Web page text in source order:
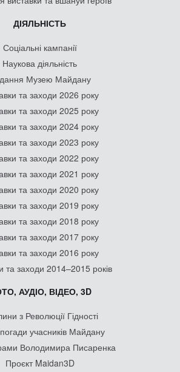
ДІЯЛЬНІСТЬ
Соціальні кампанії
Наукова діяльність
Музею Майдану
та заходи 2026 року
та заходи 2025 року
та заходи 2024 року
та заходи 2023 року
та заходи 2022 року
та заходи 2021 року
та заходи 2020 року
та заходи 2019 року
та заходи 2018 року
та заходи 2017 року
та заходи 2016 року
та заходи 2014–2015 років
АУДІО, ВІДЕО, 3D
з Революції Гідності
учасників Майдану
Володимира Писаренка
Проєкт Maidan3D